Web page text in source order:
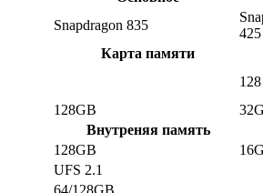
Snapdragon 835
425
Карта памяти
128GB
Внутреняя память
128GB
UFS 2.1